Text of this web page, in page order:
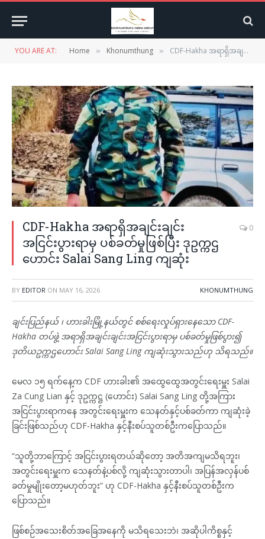
YOU ARE AT: Home » Khonumthung » CDF-Hakha အရာရှိအချင်းချင်းအငြင်းပွားရာမှ ပစ်ခတ်မှုဖြစ်ပြီး ဒုဥက္ကဌဟောင်း Salai Sang Ling ကျဆုံး
CDF-Hakha အရာရှိအချင်းချင်း
အငြင်းပွားရာမှ ပစ်ခတ်မှုဖြစ်ပြီး ဒုဥက္ကဌ
ဟောင်း Salai Sang Ling ကျဆုံး
0
BY EDITOR ON MAY 16, 2026 KHONUMTHUNG
ချင်းပြည်နယ် ၊ ဟားခါးမြို့နယ်တွင် စစ်ရေးလှုပ်ရှားနေသော CDF-
Hakha တပ်ဖွဲ့ အရာရှိအချင်းချင်းအငြင်းပွားရာမှ ပစ်ခတ်မှုဖြစ်ပွား၍
ဒုတိယဥက္ကဌဟောင်း Salai Sang Ling ကျဆုံးသွားသည်ဟု သိရသည်။
မေလ ၁၅ ရက်နေ့က CDF ဟားခါး၏ အထွေထွေအတွင်းရေးမှူး Salai
Za Cung Lian နှင့် ဒုဥက္ကဋ္ဌ (ဟောင်း) Salai Sang Ling တို့အကြား
အငြင်းပွားရာကနေ အတွင်းရေးမှူးက သေနတ်နှင့်ပစ်ခတ်ကာ ကျဆုံးခဲ့
ခြင်းဖြစ်သည်ဟု CDF-Hakha နှင့်နီးစပ်သူတစ်ဦးကပြောသည်။
“သူတို့ဘာကြောင့် အငြင်းပွားရတယ်ဆိုတော့ အတိအကျမသိရဘူး၊
အတွင်းရေးမှူးက သေနတ်နဲ့ပစ်လို့ ကျဆုံးသွားတာပါ၊ အပြန်အလှန်ပစ်
ခတ်မှုမျိုးတော့မဟုတ်ဘူး” ဟု CDF-Hakha နှင့်နီးစပ်သူတစ်ဦးက
ပြောသည်။
ဖြစ်စဉ်အသေးစိတ်အခြေအနေကို မသိရသေးဘဲ၊ အဆိုပါကိစ္စနှင့်